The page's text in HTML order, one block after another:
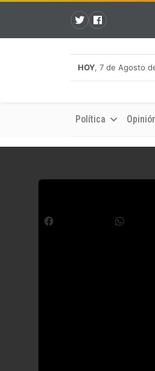
HOY, 7 de Agosto
Política